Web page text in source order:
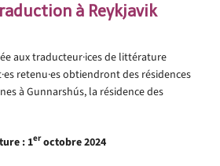
à Reykjavik
aux traducteur·ices de littérature
retenu·es obtiendront des résidences
à Gunnarshús, la résidence des
: 1eroctobre 2024